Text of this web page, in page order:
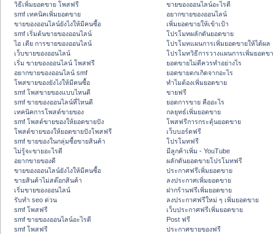
วิธีเพิ่มยอดขาย โพสฟรี
smf เทคนิคเพิ่มยอดขาย
ขายของออนไลน์ยังไงให้มีคนซื้อ
smf เริ่มต้นขายของออนไลน์
ไอ เดีย การขายของออนไลน์
เว็บขายของออนไลน์
เริ่ม ขายของออนไลน์ โพสฟรี
อยากขายของออนไลน์ smf
โพสขายของยังไงให้มีคนซื้อ
smf โพสขายของแบบไหนดี
smf ขายของออนไลน์ที่ไหนดี
เทคนิคการโพสต์ขายของ
smf โพสต์ขายของให้ยอดขายปัง
โพสต์ขายของให้ยอดขายปังโพสฟรี
smf ขายของในกลุ่มซื้อขายสินค้า
ไม่รู้จะขายอะไรดี
อยากขายของดี
ขายของออนไลน์ยังไงให้มีคนซื้อ
ขายสินค้าไม่สต๊อกสินค้า
เริ่มขายของออนไลน์
รับทำ seo ด่วน
smf โพสฟรี
smf ขายของออนไลน์อะไรดี
smf โพสฟรี
ขายของออนไลน์อะไรดี
อยากขายของออนไลน์
เพิ่มยอดขายให้เข้าเป้า
โปรโมทผลักดันยอดขาย
โปรโมทแผนการเพิ่มยอดขายให้ได้ผล
โปรโมทวิธีการวางแผนการเพิ่มยอดข
ยอดขายไม่ดีควรทำอย่างไร
ยอดขายตกเกิดจากอะไร
ทำไมต้องเพิ่มยอดขาย
ขายฟรี
ยอดการขาย คืออะไร
กลยุทธ์เพิ่มยอดขาย
โพสฟรีการกระตุ้นยอดขาย
เว็บบอร์ดฟรี
โปรโมทฟรี
มีลูกค้าเพิ่ม - YouTube
ผลักดันยอดขายโปรโมทฟรี
ประกาศฟรีเพิ่มยอดขาย
ลงประกาศเพิ่มยอดขาย
ฝากร้านฟรีเพิ่มยอดขาย
ลงประกาศฟรีใหม่ ๆ เพิ่มยอดขาย
เว็บประกาศฟรีเพิ่มยอดขาย
Post ฟรี
ประกาศขายของฟรี